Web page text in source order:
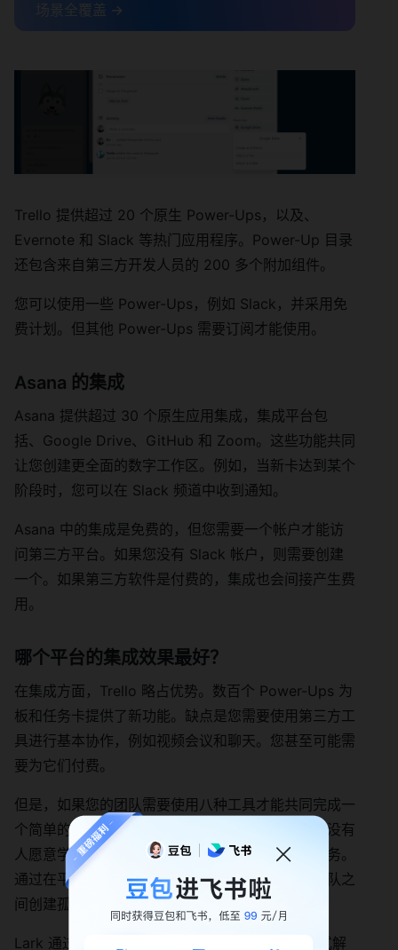
场景全覆盖 →
Trello 提供超过 20 个原生 Power-Ups，以及、
Evernote 和 Slack 等热门应用程序。Power-Up 目录
还包含来自第三方开发人员的 200 多个附加组件。
您可以使用一些 Power-Ups，例如 Slack，并采用免
费计划。但其他 Power-Ups 需要订阅才能使用。
Asana 的集成
Asana 提供超过 30 个原生应用集成，集成平台包
括、Google Drive、GitHub 和 Zoom。这些功能共同
让您创建更全面的数字工作区。例如，当新卡达到某个
阶段时，您可以在 Slack 频道中收到通知。
Asana 中的集成是免费的，但您需要一个帐户才能访
问第三方平台。如果您没有 Slack 帐户，则需要创建
一个。如果第三方软件是付费的，集成也会间接产生费
用。
哪个平台的集成效果最好？
在集成方面，Trello 略占优势。数百个 Power-Ups 为
板和任务卡提供了新功能。缺点是您需要使用第三方工
具进行基本协作，例如视频会议和聊天。您甚至可能需
要为它们付费。
但是，如果您的团队需要使用八种工具才能共同完成一
个简单的项目，那么您就有可能引发 SaaS 疲劳。没有
人愿意学习多个新的软件平台来完成基本的项目任务。
通过在平台之间拆分项目数据，您还可能在不同团队之
间创建孤岛。
Lark 通过为项目、协作和生产力提供真正的一站式解